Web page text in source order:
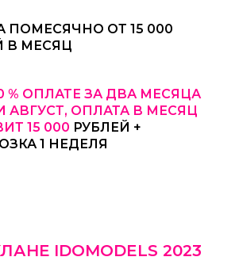
ПОМЕСЯЧНО ОТ 15 000
В МЕСЯЦ
% ОПЛАТЕ ЗА ДВА МЕСЯЦА
АВГУСТ, ОПЛАТА В МЕСЯЦ
15 000 РУБЛЕЙ +
1 НЕДЕЛЯ
IDOMODELS 2023